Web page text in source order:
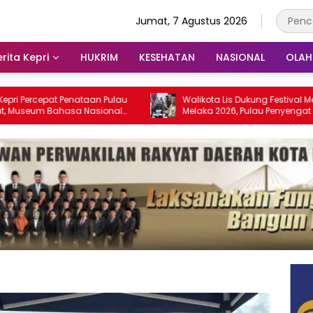
Jumat, 7 Agustus 2026
Kepri HUKRIM KESEHATAN NASIONAL
Penataan Pulau
Nasional
Walikota Lis Dukung Festival Media Selat
Melaka 2026, Pulau Penyengat Disiapkan
Jadi Etalase Budaya Melayu